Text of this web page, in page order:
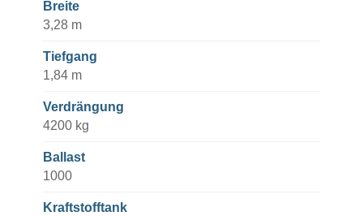
Breite
3,28 m
Tiefgang
1,84 m
Verdrängung
4200 kg
Ballast
1000
Kraftstofftank